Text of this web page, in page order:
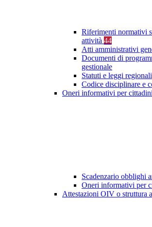
Riferimenti normativi
attività 44
Atti amministrativi
Documenti di
gestionale
Statuti e leggi regionali
Codice disciplinare e
Oneri informativi per
Scadenzario obblighi
Oneri informativi per
Attestazioni OIV o struttura